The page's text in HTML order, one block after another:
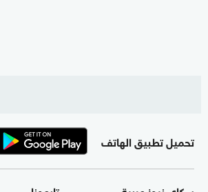
تحميل تطبيق الهاتف